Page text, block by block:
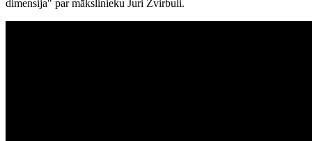
dimensija" par mākslinieku Juri Zvirbuli.